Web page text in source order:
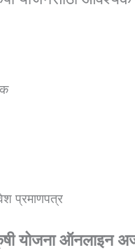
प्रमाणपत्र
योजना ऑनलाइन